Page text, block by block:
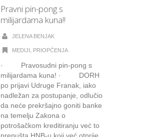
Pravni pin-pong s
milijardama kuna!!
JELENA BENJAK
MEDIJI PRIOPĆENJA
· Pravosudni pin-pong s
milijardama kuna! · DORH
po prijavi Udruge Franak, iako
nadležan za postupanje, odlučio
da neće prekršajno goniti banke
na temelju Zakona o
potrošačkom kreditiranju već to
prepušta HNB-u koji već otprije